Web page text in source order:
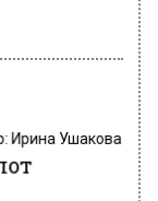
Ирина Ушакова